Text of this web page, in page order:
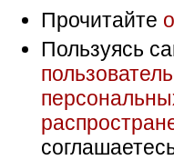
Прочитайте
Пользуясь